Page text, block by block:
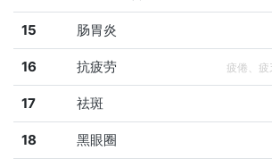
15 肠胃炎
16 抗疲劳 疲倦、疲
17 祛斑
18 黑眼圈